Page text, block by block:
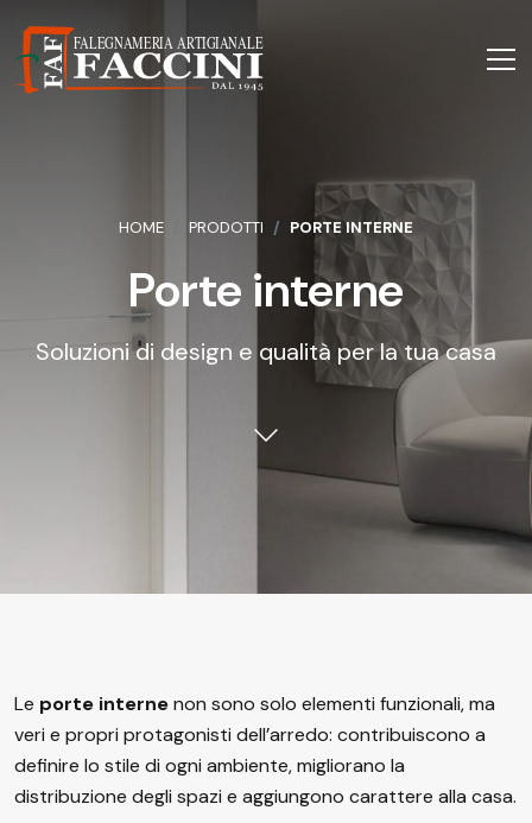
HOME PRODOTTI PORTE INTERNE
Porte interne
Soluzioni di design e qualità per la tua casa
Le porte internenon sono solo elementi funzionali, ma
veri e propri protagonisti dell’arredo: contribuiscono a
definire lo stile di ogni ambiente, migliorano la
distribuzione degli spazi e aggiungono carattere alla casa.